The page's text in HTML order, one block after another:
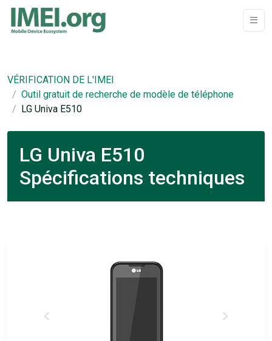
VÉRIFICATION DE L'IMEI
Outil gratuit de recherche de modèle de téléphone
LG Univa E510
LG Univa E510
Spécifications techniques